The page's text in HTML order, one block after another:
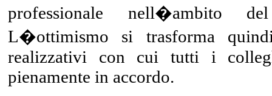
professionale nell�ambito
L�ottimismo si trasforma
realizzativi con cui tutti i
pienamente in accordo.